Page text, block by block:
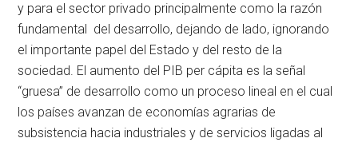
y para el sector privado principalmente como la razón
fundamental del desarrollo, dejando de lado, ignorando
el importante papel del Estado y del resto de la
sociedad. El aumento del PIB per cápita es la señal
“gruesa” de desarrollo como un proceso lineal en el cual
los países avanzan de economías agrarias de
subsistencia hacia industriales y de servicios ligadas al